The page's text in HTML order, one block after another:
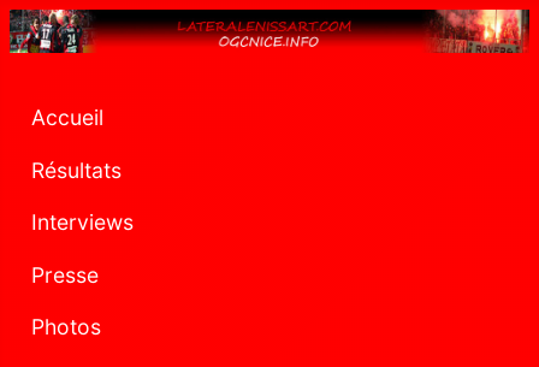
Accueil
Résultats
Interviews
Presse
Photos